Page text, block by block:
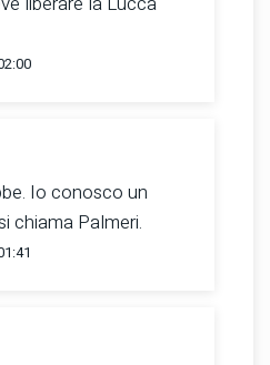
Io conosco un
chiama Palmeri.